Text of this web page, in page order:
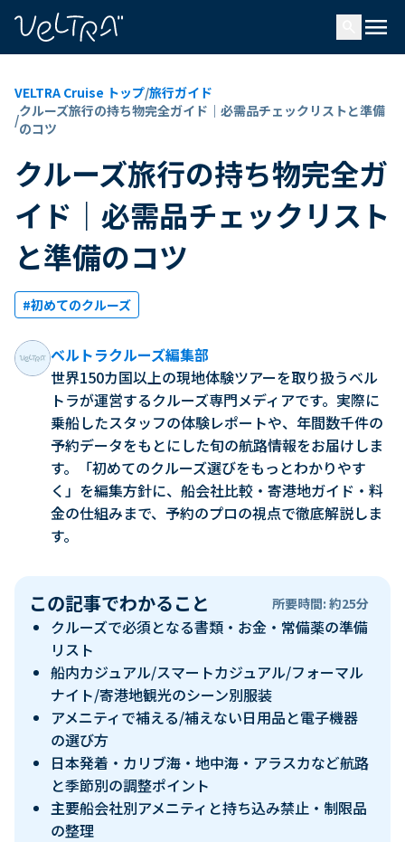
menu
VELTRA Cruise トップ/旅行ガイド
/クルーズ旅行の持ち物完全ガイド｜必需品チェックリストと準備
のコツ
クルーズ旅行の持ち物完全ガ
イド｜必需品チェックリスト
と準備のコツ
#初めてのクルーズ
ベルトラクルーズ編集部
世界150カ国以上の現地体験ツアーを取り扱うベル
トラが運営するクルーズ専門メディアです。実際に
乗船したスタッフの体験レポートや、年間数千件の
予約データをもとにした旬の航路情報をお届けしま
す。「初めてのクルーズ選びをもっとわかりやす
く」を編集方針に、船会社比較・寄港地ガイド・料
金の仕組みまで、予約のプロの視点で徹底解説しま
す。
この記事でわかること 所要時間: 約25分
クルーズで必須となる書類・お金・常備薬の準備
リスト
船内カジュアル/スマートカジュアル/フォーマル
ナイト/寄港地観光のシーン別服装
アメニティで補える/補えない日用品と電子機器
の選び方
日本発着・カリブ海・地中海・アラスカなど航路
と季節別の調整ポイント
主要船会社別アメニティと持ち込み禁止・制限品
の整理